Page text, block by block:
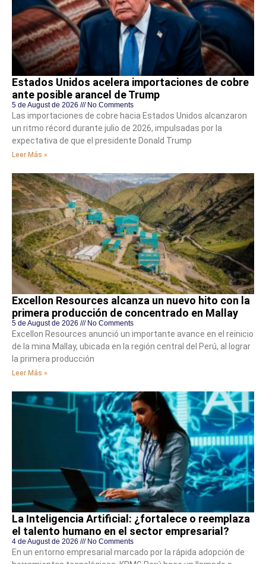
Estados Unidos acelera importaciones de cobre
ante posible arancel de Trump
5 de August de 2026 No Comments
Las importaciones de cobre hacia Estados Unidos alcanzaron
un ritmo récord durante julio de 2026, impulsadas por la
expectativa de que el presidente Donald Trump
Leer Más »
Excellon Resources alcanza un nuevo hito con la
primera producción de concentrado en Mallay
5 de August de 2026 No Comments
Excellon Resources anunció un importante avance en el reinicio
de la mina Mallay, ubicada en la región central del Perú, al lograr
la primera producción
Leer Más »
La Inteligencia Artificial: ¿fortalece o reemplaza
el talento humano en el sector empresarial?
4 de August de 2026 No Comments
En un entorno empresarial marcado por la rápida adopción de